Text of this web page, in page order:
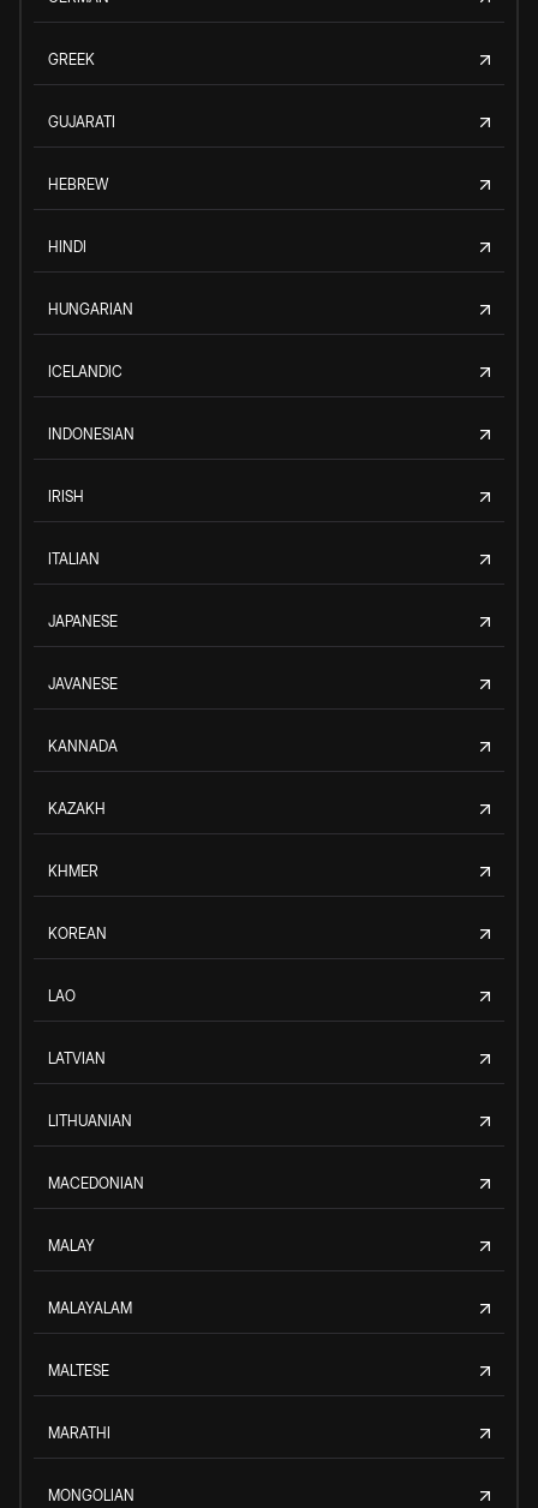
GREEK
GUJARATI
HEBREW
HINDI
HUNGARIAN
ICELANDIC
INDONESIAN
IRISH
ITALIAN
JAPANESE
JAVANESE
KANNADA
KAZAKH
KHMER
KOREAN
LAO
LATVIAN
LITHUANIAN
MACEDONIAN
MALAY
MALAYALAM
MALTESE
MARATHI
MONGOLIAN